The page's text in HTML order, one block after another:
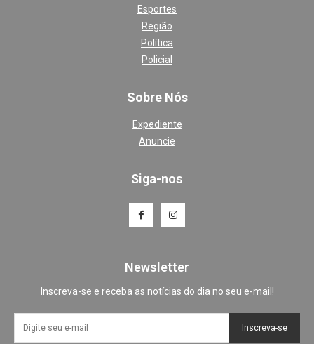
Esportes
Região
Política
Policial
Sobre Nós
Expediente
Anuncie
Siga-nos
Newsletter
Inscreva-se e receba as notícias do dia no seu e-mail!
Inscreva-se